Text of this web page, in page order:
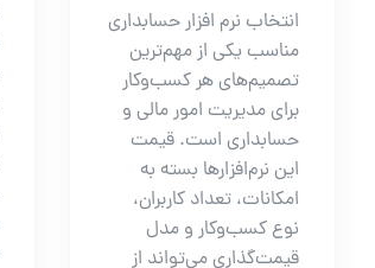
انتخاب نرم افزار حسابداری
مناسب یکی از مهم‌ترین
تصمیم‌های هر کسب‌وکار
برای مدیریت امور مالی و
حسابداری است. قیمت
این نرم‌افزارها بسته به
امکانات، تعداد کاربران،
نوع کسب‌وکار و مدل
قیمت‌گذاری می‌تواند از